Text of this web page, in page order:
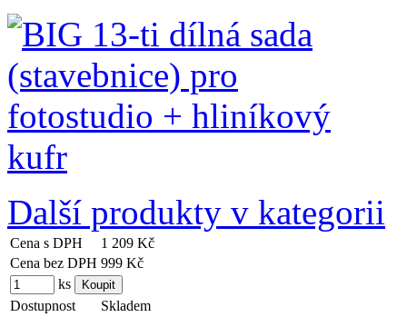
Další produkty v kategorii
Cena s DPH
1 209 Kč
Cena bez DPH 999 Kč
ks
Dostupnost
Skladem